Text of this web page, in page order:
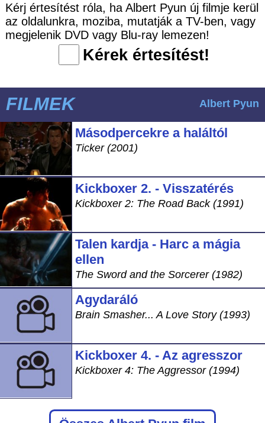
Kérj értesítést róla, ha Albert Pyun új filmje kerül
az oldalunkra, moziba, mutatják a TV-ben, vagy
megjelenik DVD vagy Blu-ray lemezen!
Kérek értesítést!
FILMEK Albert Pyun
Másodpercekre a haláltól
Ticker (2001)
Kickboxer 2. - Visszatérés
Kickboxer 2: The Road Back (1991)
Talen kardja - Harc a mágia
ellen
The Sword and the Sorcerer (1982)
Agydaráló
Brain Smasher... A Love Story (1993)
Kickboxer 4. - Az agresszor
Kickboxer 4: The Aggressor (1994)